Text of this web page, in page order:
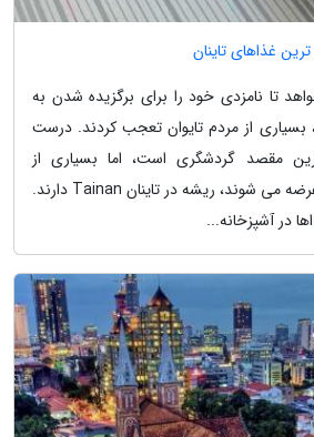
غذاهای تاینان
تا نامزدی خود را برای برگزیده شدن به
بسیاری از مردم تایوان تعجب کردند. درست
مقصد گردشگری است، اما بسیاری از
غذاهایی که در این شهر عرضه می شوند، ریشه در تاینان Tainan دارند.
در آشپزخانه...